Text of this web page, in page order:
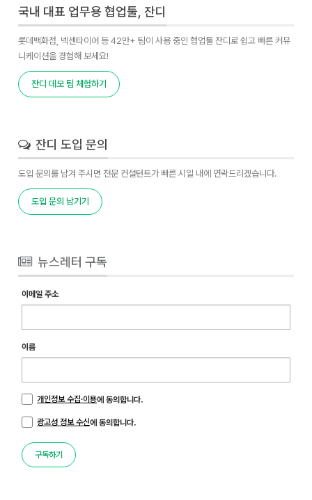
국내 대표 업무용 협업툴, 잔디
롯데백화점, 넥센타이어 등 42만+ 팀이 사용 중인 협업툴 잔디로 쉽고 빠른 커뮤
니케이션을 경험해 보세요!
잔디 데모 팀 체험하기
잔디 도입 문의
도입 문의를 남겨 주시면 전문 컨설턴트가 빠른 시일 내에 연락드리겠습니다.
도입 문의 남기기
뉴스레터 구독
이메일 주소
이름
개인정보 수집·이용에 동의합니다.
광고성 정보 수신에 동의합니다.
구독하기